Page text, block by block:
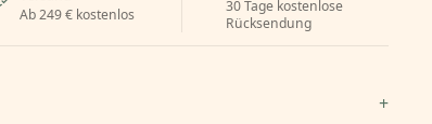
Ab 249 € kostenlos
30 Tage kostenlose
Rücksendung